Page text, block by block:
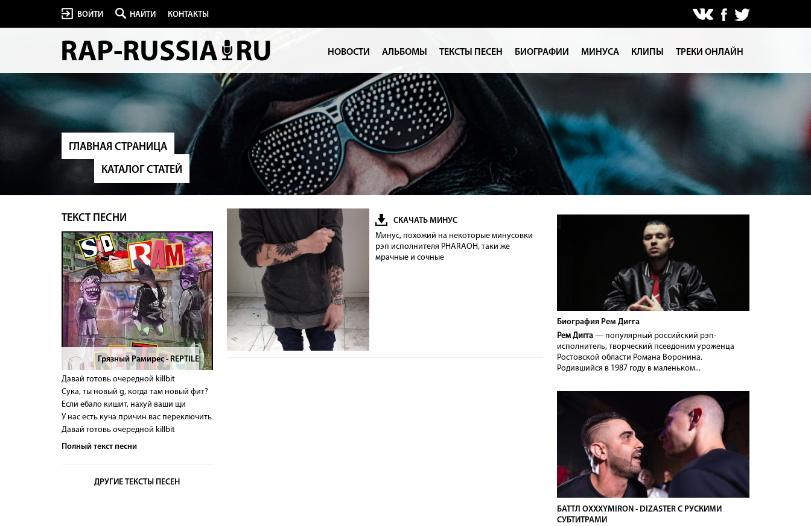
ВОЙТИ НАЙТИ КОНТАКТЫ
НОВОСТИ АЛЬБОМЫ ТЕКСТЫ ПЕСЕН БИОГРАФИИ МИНУСА КЛИПЫ ТРЕКИ ОНЛАЙН
ГЛАВНАЯ СТРАНИЦА
КАТАЛОГ СТАТЕЙ
ТЕКСТ ПЕСНИ
> Грязный Рамирес - REPTILE
Давай готовь очередной killbit
Сука, ты новый g, когда там новый фит?
Если ебало кишит, нахуй ваши щи
У нас есть куча причин вас переключить
Давай готовь очередной killbit
Полный текст песни
ДРУГИЕ ТЕКСТЫ ПЕСЕН
СКАЧАТЬ МИНУС
Минус, похожий на некоторые минусовки
рэп исполнителя PHARAOH, таки же
мрачные и сочные
Биография Рем Дигга
Рем Дигга— популярный российский рэп-
исполнитель, творческий псевдоним уроженца
Ростовской области Романа Воронина.
Родившийся в 1987 году в маленьком...
БАТТЛ OXXXYMIRON - DIZASTER С РУСКИМИ
СУБТИТРАМИ